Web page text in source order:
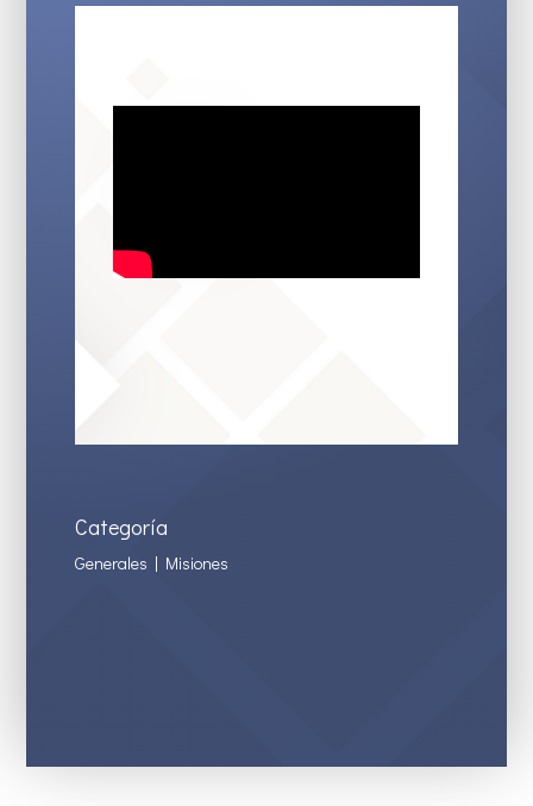
Categoría
Generales | Misiones